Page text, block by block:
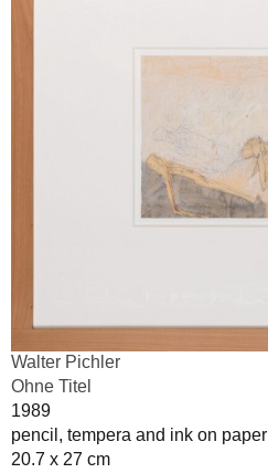
Walter Pichler
Ohne Titel
1989
pencil, tempera and ink on paper
20.7 x 27 cm